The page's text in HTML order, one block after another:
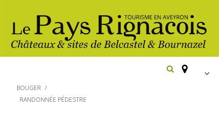
BOUGER
RANDONNÉE PÉDESTRE